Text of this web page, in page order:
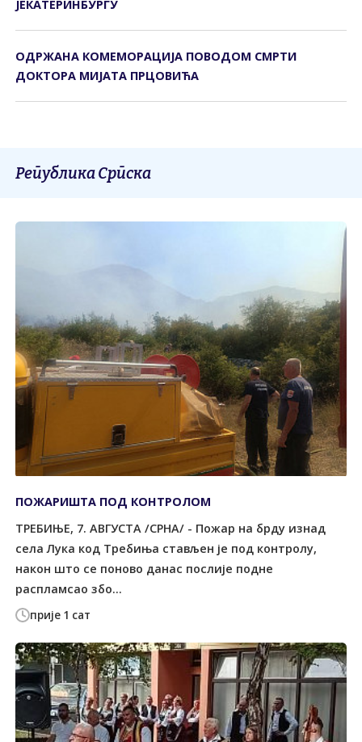
ЈЕКАТЕРИНБУРГУ
ОДРЖАНА КОМЕМОРАЦИЈА ПОВОДОМ СМРТИ
ДОКТОРА МИЈАТА ПРЦОВИЋА
Република Српска
прије 1 сат
ПОЖАРИШТА ПОД КОНTРОЛОМ
ТРЕБИЊЕ, 7. АВГУСТА /СРНА/ - Пожар на брду изнад
села Лука код Tребиња стављен је под контролу,
након што се поново данас послије подне
распламсао збо...